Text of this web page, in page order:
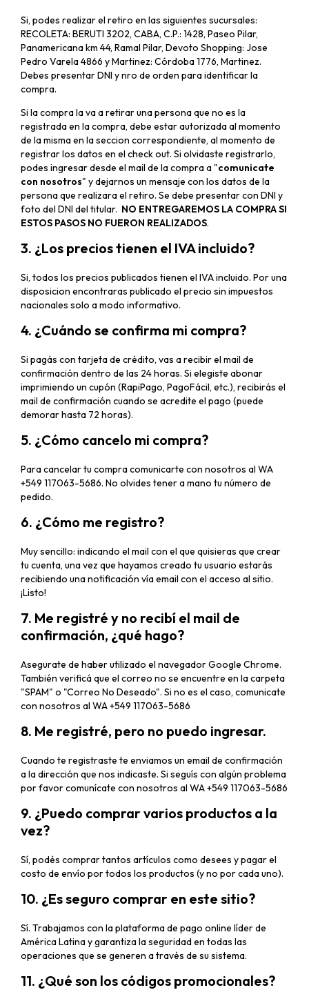
Si, podes realizar el retiro en las siguientes sucursales:
RECOLETA: BERUTI 3202, CABA, C.P.: 1428, Paseo Pilar,
Panamericana km 44, Ramal Pilar, Devoto Shopping: Jose
Pedro Varela 4866 y Martinez: Córdoba 1776, Martinez.
Debes presentar DNI y nro de orden para identificar la
compra.
Si la compra la va a retirar una persona que no es la
registrada en la compra, debe estar autorizada al momento
de la misma en la seccion correspondiente, al momento de
registrar los datos en el check out. Si olvidaste registrarlo,
podes ingresar desde el mail de la compra a "comunicate
con nosotros" y dejarnos un mensaje con los datos de la
persona que realizara el retiro. Se debe presentar con DNI y
foto del DNI del titular. NO ENTREGAREMOS LA COMPRA SI
ESTOS PASOS NO FUERON REALIZADOS.
3. ¿Los precios tienen el IVA incluido?
Si, todos los precios publicados tienen el IVA incluido. Por una
disposicion encontraras publicado el precio sin impuestos
nacionales solo a modo informativo.
4. ¿Cuándo se confirma mi compra?
Si pagás con tarjeta de crédito, vas a recibir el mail de
confirmación dentro de las 24 horas. Si elegiste abonar
imprimiendo un cupón (RapiPago, PagoFácil, etc.), recibirás el
mail de confirmación cuando se acredite el pago (puede
demorar hasta 72 horas).
5. ¿Cómo cancelo mi compra?
Para cancelar tu compra comunicarte con nosotros al WA
+549 117063-5686. No olvides tener a mano tu número de
pedido.
6. ¿Cómo me registro?
Muy sencillo: indicando el mail con el que quisieras que crear
tu cuenta, una vez que hayamos creado tu usuario estarás
recibiendo una notificación vía email con el acceso al sitio.
¡Listo!
7. Me registré y no recibí el mail de
confirmación, ¿qué hago?
Asegurate de haber utilizado el navegador Google Chrome.
También verificá que el correo no se encuentre en la carpeta
"SPAM" o "Correo No Deseado". Si no es el caso, comunicate
con nosotros al WA +549 117063-5686
8. Me registré, pero no puedo ingresar.
Cuando te registraste te enviamos un email de confirmación
a la dirección que nos indicaste. Si seguís con algún problema
por favor comunícate con nosotros al WA +549 117063-5686
9. ¿Puedo comprar varios productos a la
vez?
Sí, podés comprar tantos artículos como desees y pagar el
costo de envío por todos los productos (y no por cada uno).
10. ¿Es seguro comprar en este sitio?
Sí. Trabajamos con la plataforma de pago online líder de
América Latina y garantiza la seguridad en todas las
operaciones que se generen a través de su sistema.
11. ¿Qué son los códigos promocionales?